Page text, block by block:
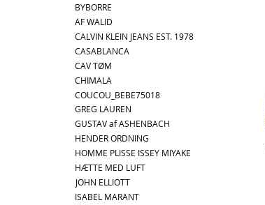
BYBORRE
AF WALID
CALVIN KLEIN JEANS EST. 1978
CASABLANCA
CAV TØM
CHIMALA
GREG LAUREN
COUCOU_BEBE75018
GUSTAV af ASHENBACH
HENDER ORDNING
HOMME PLISSE ISSEY MIYAKE
HÆTTE MED LUFT
JOHN ELLIOTT
ISABEL MARANT